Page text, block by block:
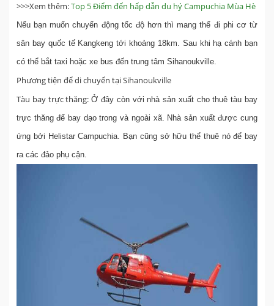
>>>Xem thêm:Top 5 Điểm đến hấp dẫn du hý Campuchia Mùa Hè
Nếu bạn muốn chuyển động tốc độ hơn thì mang thể đi phi cơ từ
sân bay quốc tế Kangkeng tới khoảng 18km. Sau khi hạ cánh bạn
có thể bắt taxi hoặc xe bus đến trung tâm Sihanoukville.
Phương tiện để di chuyển tại Sihanoukville
Tàu bay trực thăng: Ở đây còn với nhà sản xuất cho thuê tàu bay
trực thăng để bay dạo trong và ngoài xã. Nhà sản xuất được cung
ứng bởi Helistar Campuchia. Bạn cũng sở hữu thể thuê nó để bay
ra các đảo phụ cận.